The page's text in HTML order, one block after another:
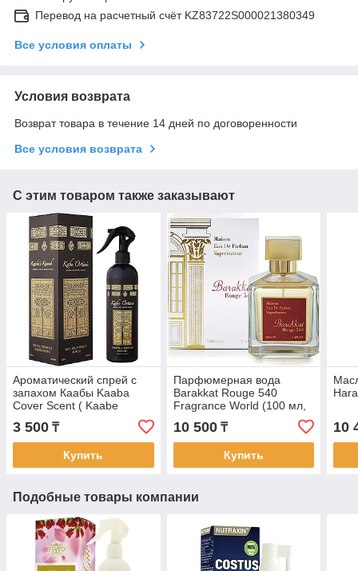
Перевод на расчетный счёт KZ83722S000021380349
Все условия оплаты
Условия возврата
Возврат товара в течение 14 дней по договоренности
Все условия возврата
С этим товаром также заказывают
Ароматический спрей c
запахом Каабы Kaaba
Cover Scent ( Kaabe
Ortusu Kokusu ), 400 мл,
Турция
3 500 ₸
Купить
Парфюмерная вода
Barakkat Rouge 540
Fragrance World (100 мл,
ОАЭ). Аналог Baccarat
Rouge 540 Maison
10 500₸
Купить
10
Подобные товары компании